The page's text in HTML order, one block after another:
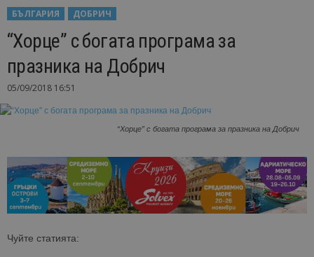
БЪЛГАРИЯ
ДОБРИЧ
“Хорце” с богата програма за
празника на Добрич
05/09/2018 16:51
“Хорце” с богата програма за празника на Добрич
Чуйте статията: